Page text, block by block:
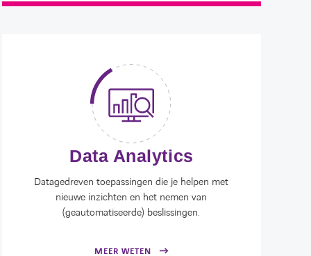
Data Analytics
Datagedreven toepassingen die je helpen met
nieuwe inzichten en het nemen van
(geautomatiseerde) beslissingen.
MEER WETEN